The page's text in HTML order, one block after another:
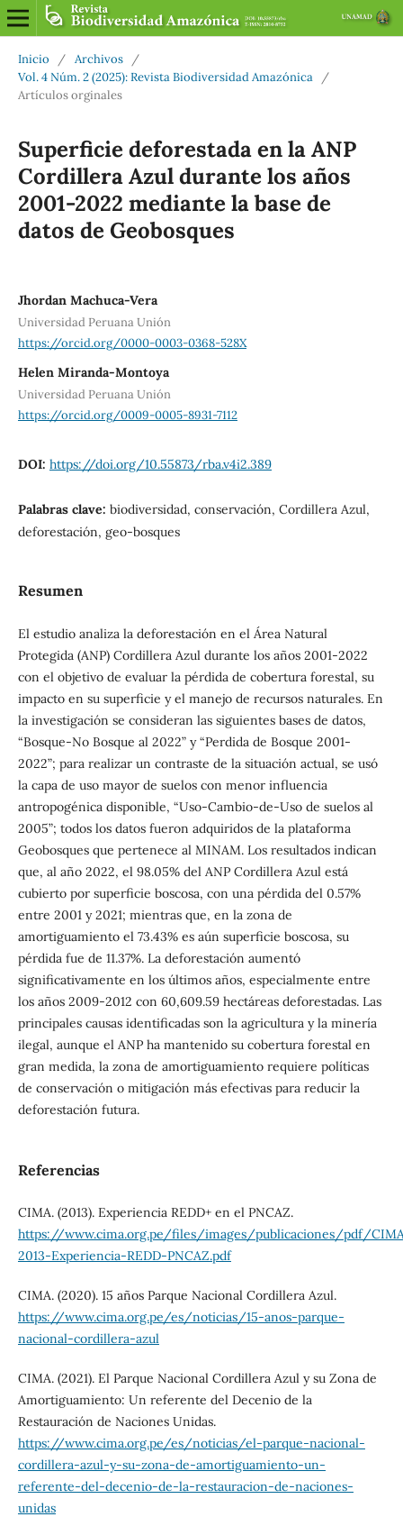
Inicio / Archivos
/
Vol. 4 Núm. 2 (2025): Revista Biodiversidad Amazónica
/
Artículos orginales
Superficie deforestada en la ANP
Cordillera Azul durante los años
2001-2022 mediante la base de
datos de Geobosques
Jhordan Machuca-Vera
Universidad Peruana Unión
https://orcid.org/0000-0003-0368-528X
Helen Miranda-Montoya
Universidad Peruana Unión
https://orcid.org/0009-0005-8931-7112
DOI: https://doi.org/10.55873/rba.v4i2.389
Palabras clave: biodiversidad, conservación, Cordillera Azul,
deforestación, geo-bosques
Resumen
El estudio analiza la deforestación en el Área Natural
Protegida (ANP) Cordillera Azul durante los años 2001-2022
con el objetivo de evaluar la pérdida de cobertura forestal, su
impacto en su superficie y el manejo de recursos naturales. En
la investigación se consideran las siguientes bases de datos,
“Bosque-No Bosque al 2022” y “Perdida de Bosque 2001-
2022”; para realizar un contraste de la situación actual, se usó
la capa de uso mayor de suelos con menor influencia
antropogénica disponible, “Uso-Cambio-de-Uso de suelos al
2005”; todos los datos fueron adquiridos de la plataforma
Geobosques que pertenece al MINAM. Los resultados indican
que, al año 2022, el 98.05% del ANP Cordillera Azul está
cubierto por superficie boscosa, con una pérdida del 0.57%
entre 2001 y 2021; mientras que, en la zona de
amortiguamiento el 73.43% es aún superficie boscosa, su
pérdida fue de 11.37%. La deforestación aumentó
significativamente en los últimos años, especialmente entre
los años 2009-2012 con 60,609.59 hectáreas deforestadas. Las
principales causas identificadas son la agricultura y la minería
ilegal, aunque el ANP ha mantenido su cobertura forestal en
gran medida, la zona de amortiguamiento requiere políticas
de conservación o mitigación más efectivas para reducir la
deforestación futura.
Referencias
CIMA. (2013). Experiencia REDD+ en el PNCAZ.
https://www.cima.org.pe/files/images/publicaciones/pdf/
2013-Experiencia-REDD-PNCAZ.pdf
CIMA. (2020). 15 años Parque Nacional Cordillera Azul.
https://www.cima.org.pe/es/noticias/15-anos-parque-
nacional-cordillera-azul
CIMA. (2021). El Parque Nacional Cordillera Azul y su Zona de
Amortiguamiento: Un referente del Decenio de la
Restauración de Naciones Unidas.
https://www.cima.org.pe/es/noticias/el-parque-nacional-
cordillera-azul-y-su-zona-de-amortiguamiento-un-
referente-del-decenio-de-la-restauracion-de-naciones-
unidas